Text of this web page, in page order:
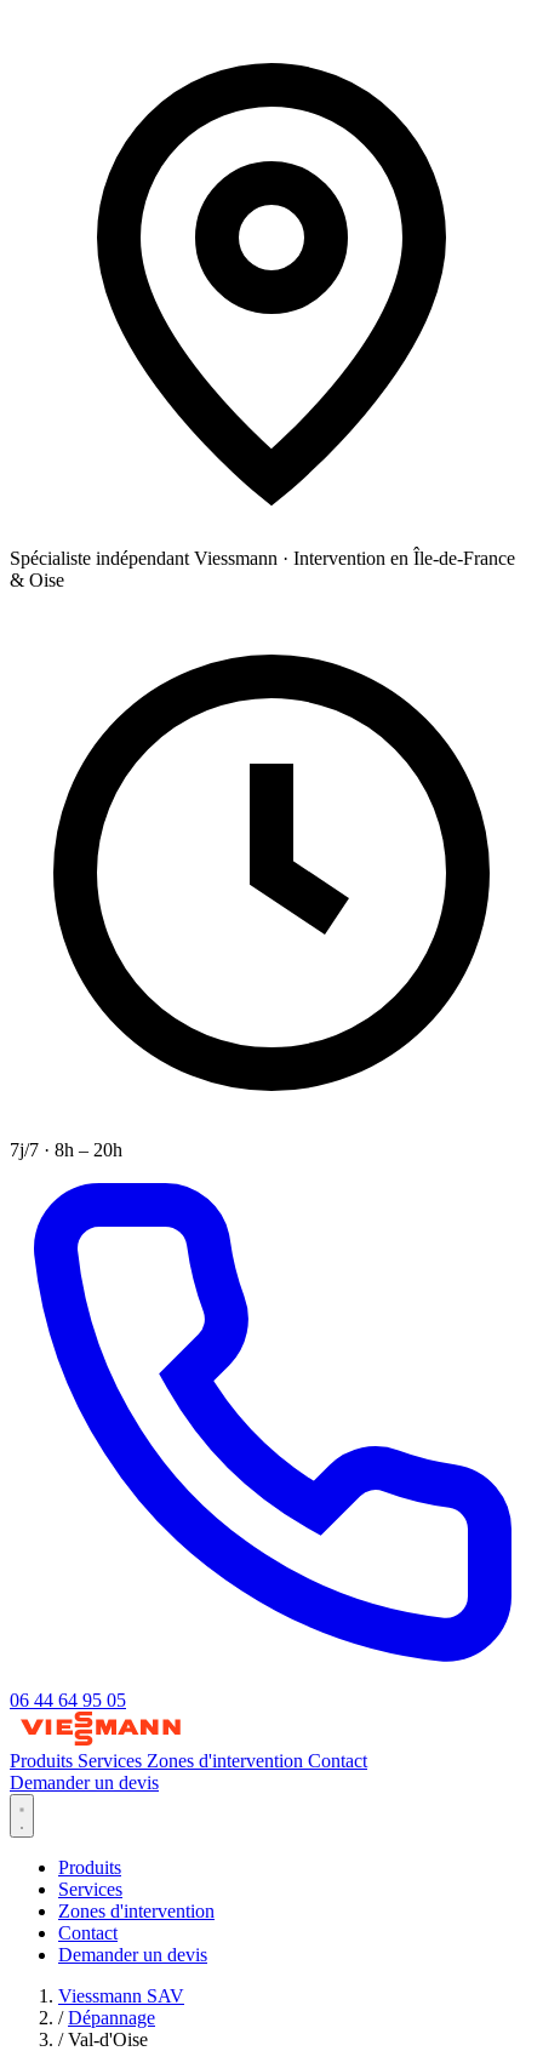
Spécialiste indépendant Viessmann · Intervention en Île-de-France
& Oise
7j/7 · 8h – 20h
06 44 64 95 05
Produits Services Zones d'intervention Contact
Demander un devis
Produits
Services
Zones d'intervention
Contact
Demander un devis
Viessmann SAV
/ Dépannage
/ Val-d'Oise